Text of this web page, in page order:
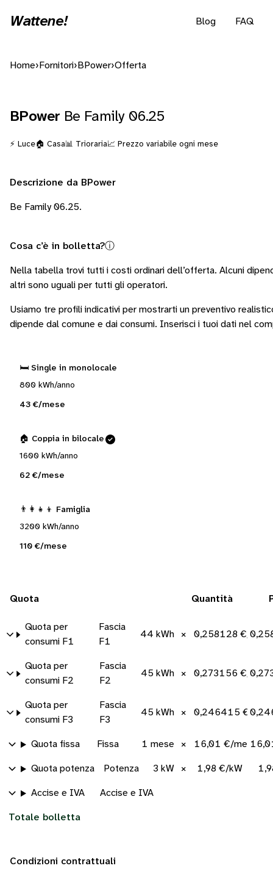
Wattene! Blog FAQ
Home› Fornitori› BPower›Offerta
BPower Be Family 06.25
⚡ Luce🏠 Casa📊 Trioraria📈 Prezzo variabile ogni mese
Descrizione da BPower
Be Family 06.25.
Cosa c’è in bolletta?ⓘ
Nella tabella trovi tutti i costi ordinari dell’offerta. Alcuni
altri sono uguali per tutti gli operatori.
Usiamo tre profili indicativi per mostrarti un preventivo
dipende dal comune e dai consumi. Inserisci i tuoi dati nel
🛏️ Single in monolocale
800 kWh/anno
43 €/mese
🏠 Coppia in bilocale
1600 kWh/anno
62 €/mese
👨‍👩‍👧‍👦 Famiglia
3200 kWh/anno
110 €/mese
Quota Quantità
Quota per
consumi F1
Fascia
F1
44 kWh × 0,258128 €/kWh
Quota per
consumi F2
Fascia
F2
45 kWh × 0,273156 €/kWh
Quota per
consumi F3
Fascia
F3
45 kWh × 0,246415 €/kWh
Quota fissa Fissa 1 mese × 16,01 €/mese
Quota potenza Potenza 3 kW × 1,98 €/kW
Accise e IVA Accise e IVA
Totale bolletta
Condizioni contrattuali